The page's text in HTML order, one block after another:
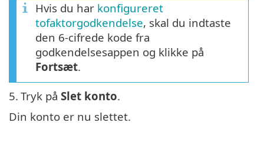
Hvis du har konfigureret
tofaktorgodkendelse, skal du indtaste
den 6-cifrede kode fra
godkendelsesappen og klikke på
Fortsæt.
5. Tryk på Slet konto.
Din konto er nu slettet.